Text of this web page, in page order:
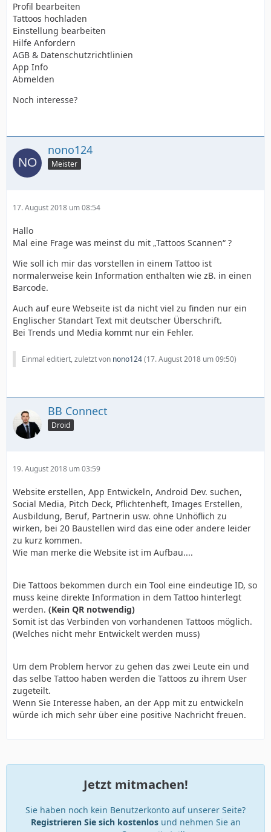
Profil bearbeiten
Tattoos hochladen
Einstellung bearbeiten
Hilfe Anfordern
AGB & Datenschutzrichtlinien
App Info
Abmelden
Noch interesse?
nono124
Meister
17. August 2018 um 08:54
Hallo
Mal eine Frage was meinst du mit „Tattoos Scannen“ ?
Wie soll ich mir das vorstellen in einem Tattoo ist
normalerweise kein Information enthalten wie zB. in einen
Barcode.
Auch auf eure Webseite ist da nicht viel zu finden nur ein
Englischer Standart Text mit deutscher Überschrift.
Bei Trends und Media kommt nur ein Fehler.
Einmal editiert, zuletzt von nono124(17. August 2018 um 09:50)
BB Connect
Droid
19. August 2018 um 03:59
Website erstellen, App Entwickeln, Android Dev. suchen,
Social Media, Pitch Deck, Pflichtenheft, Images Erstellen,
Ausbildung, Beruf, Partnerin usw. ohne Unhöflich zu
wirken, bei 20 Baustellen wird das eine oder andere leider
zu kurz kommen.
Wie man merke die Website ist im Aufbau....
Die Tattoos bekommen durch ein Tool eine eindeutige ID, so
muss keine direkte Information in dem Tattoo hinterlegt
werden. (Kein QR notwendig)
Somit ist das Verbinden von vorhandenen Tattoos möglich.
(Welches nicht mehr Entwickelt werden muss)
Um dem Problem hervor zu gehen das zwei Leute ein und
das selbe Tattoo haben werden die Tattoos zu ihrem User
zugeteilt.
Wenn Sie Interesse haben, an der App mit zu entwickeln
würde ich mich sehr über eine positive Nachricht freuen.
Jetzt mitmachen!
Sie haben noch kein Benutzerkonto auf unserer Seite?
Registrieren Sie sich kostenlosund nehmen Sie an